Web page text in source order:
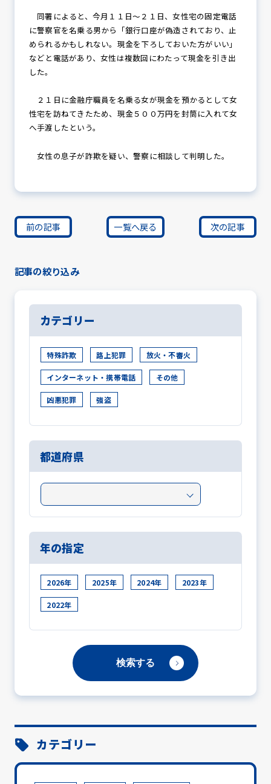
防犯対策情報
同署によると、今月１１日～２１日、女性宅の固定電話
に警察官を名乗る男から「銀行口座が偽造されており、止
められるかもしれない。現金を下ろしておいた方がいい」
などと電話があり、女性は複数回にわたって現金を引き出
した。
２１日に金融庁職員を名乗る女が現金を預かるとして女
性宅を訪ねてきたため、現金５００万円を封筒に入れて女
へ手渡したという。
女性の息子が詐欺を疑い、警察に相談して判明した。
前の記事 一覧へ戻る 次の記事
記事の絞り込み
カテゴリー
特殊詐欺 路上犯罪 放火・不審火
インターネット・携帯電話 その他
凶悪犯罪 強盗
都道府県
年の指定
2026年 2025年 2024年 2023年
2022年
カテゴリー